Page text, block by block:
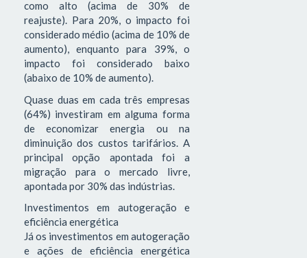
como alto (acima de 30% de
reajuste). Para 20%, o impacto foi
considerado médio (acima de 10% de
aumento), enquanto para 39%, o
impacto foi considerado baixo
(abaixo de 10% de aumento).
Quase duas em cada três empresas
(64%) investiram em alguma forma
de economizar energia ou na
diminuição dos custos tarifários. A
principal opção apontada foi a
migração para o mercado livre,
apontada por 30% das indústrias.
Investimentos em autogeração e
eficiência energética
Já os investimentos em autogeração
e ações de eficiência energética